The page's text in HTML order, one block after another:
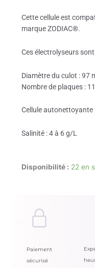
Cette cellule est
marque ZODIAC®.
Ces électrolyseurs sont
Diamètre du culot : 97
Nombre de plaques : 11
Cellule autonettoyante
Salinité : 4 à 6 g/L
Disponibilité : 22 en
Paiement
sécurisé